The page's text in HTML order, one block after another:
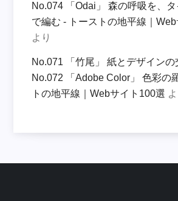
No.074 「Odai」 森の呼吸を、
で編む - トーストの地平線｜
より
No.071 「竹尾」 紙とデザインの
No.072 「Adobe Color」 色彩の
トの地平線｜Webサイト100選